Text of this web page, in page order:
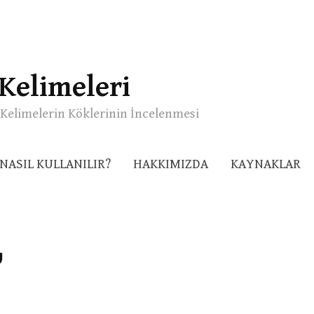
Kelimelerin Köklerinin İncelenmesi
NASIL KULLANILIR? HAKKIMIZDA KAYNAKLAR